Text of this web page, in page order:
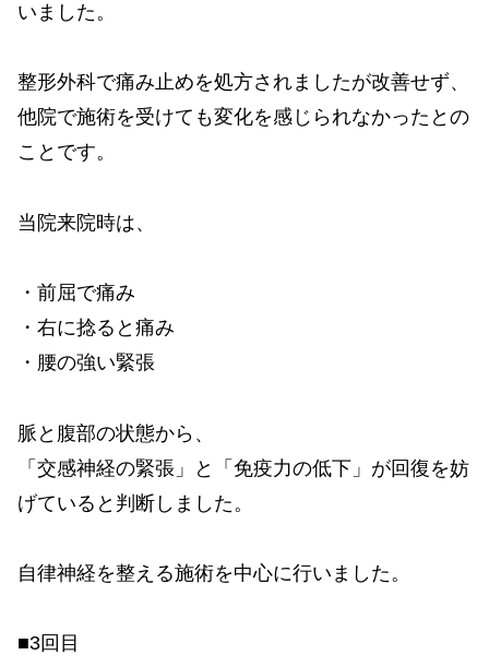
いました。
整形外科で痛み止めを処方されましたが改善せず、
他院で施術を受けても変化を感じられなかったとの
ことです。
当院来院時は、
・前屈で痛み
・右に捻ると痛み
・腰の強い緊張
脈と腹部の状態から、
「交感神経の緊張」と「免疫力の低下」が回復を妨
げていると判断しました。
自律神経を整える施術を中心に行いました。
■3回目